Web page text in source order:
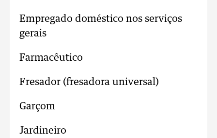
Empregado doméstico nos serviços
gerais
Farmacêutico
Fresador (fresadora universal)
Garçom
Jardineiro